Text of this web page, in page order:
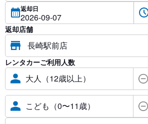
返却日
返却店舗
レンタカーご利用人数
大人（12歳以上）
こども（0〜11歳）